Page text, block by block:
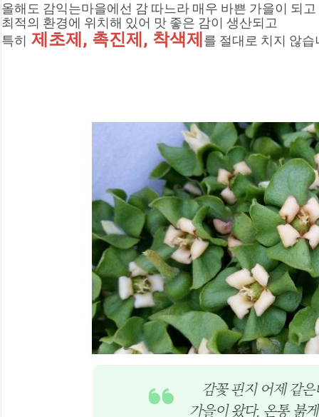
올해도 감익는마을에선 감 따느라 매우 바쁜 가을이 되
최적의 환경에 위치해 있어 맛 좋은 감이 생산되고
특히 제초제, 촉진제, 착색제 를 절대로 치지 않습